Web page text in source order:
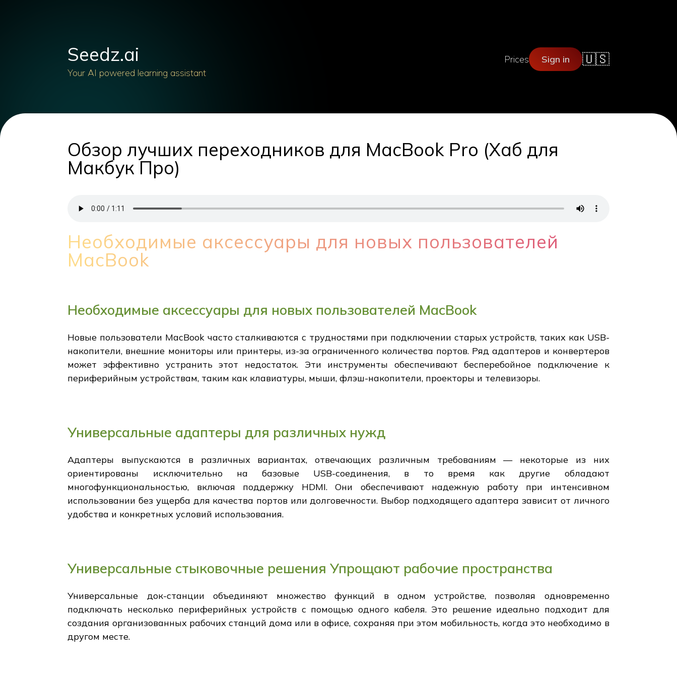
Seedz.ai
Your AI powered learning assistant
Prices Sign in 🇺🇸
Обзор лучших переходников для MacBook Pro (Хаб для
Макбук Про)
Необходимые аксессуары для новых пользователей
MacBook
Необходимые аксессуары для новых пользователей MacBook
Новые пользователи MacBook часто сталкиваются с трудностями при подключении старых устройств, таких как USB-
накопители, внешние мониторы или принтеры, из-за ограниченного количества портов. Ряд адаптеров и конвертеров
может эффективно устранить этот недостаток. Эти инструменты обеспечивают бесперебойное подключение к
периферийным устройствам, таким как клавиатуры, мыши, флэш-накопители, проекторы и телевизоры.
Универсальные адаптеры для различных нужд
Адаптеры выпускаются в различных вариантах, отвечающих различным требованиям — некоторые из них
ориентированы исключительно на базовые USB-соединения, в то время как другие обладают
многофункциональностью, включая поддержку HDMI. Они обеспечивают надежную работу при интенсивном
использовании без ущерба для качества портов или долговечности. Выбор подходящего адаптера зависит от личного
удобства и конкретных условий использования.
Универсальные стыковочные решения Упрощают рабочие пространства
Универсальные док-станции объединяют множество функций в одном устройстве, позволяя одновременно
подключать несколько периферийных устройств с помощью одного кабеля. Это решение идеально подходит для
создания организованных рабочих станций дома или в офисе, сохраняя при этом мобильность, когда это необходимо в
другом месте.